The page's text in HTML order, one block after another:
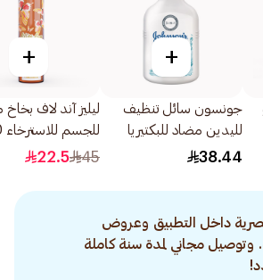
+
جونسون سائل تنظيف
لليدين مضاد للبكتيريا
بملح البحر 500مل
38.44
+
ليليز آند لاف
للجسم للاسترخاء 250مل
45
22.5
داخل التطبيق وعروض
مجاني لمدة سنة كاملة